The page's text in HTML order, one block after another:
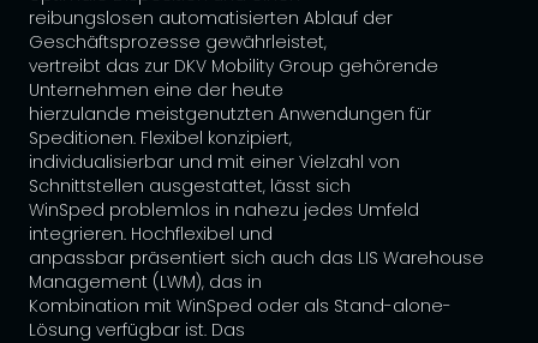
reibungslosen automatisierten Ablauf der
Geschäftsprozesse gewährleistet,
vertreibt das zur DKV Mobility Group gehörende
Unternehmen eine der heute
hierzulande meistgenutzten Anwendungen für
Speditionen. Flexibel konzipiert,
individualisierbar und mit einer Vielzahl von
Schnittstellen ausgestattet, lässt sich
WinSped problemlos in nahezu jedes Umfeld
integrieren. Hochflexibel und
anpassbar präsentiert sich auch das LIS Warehouse
Management (LWM), das in
Kombination mit WinSped oder als Stand-alone-
Lösung verfügbar ist. Das